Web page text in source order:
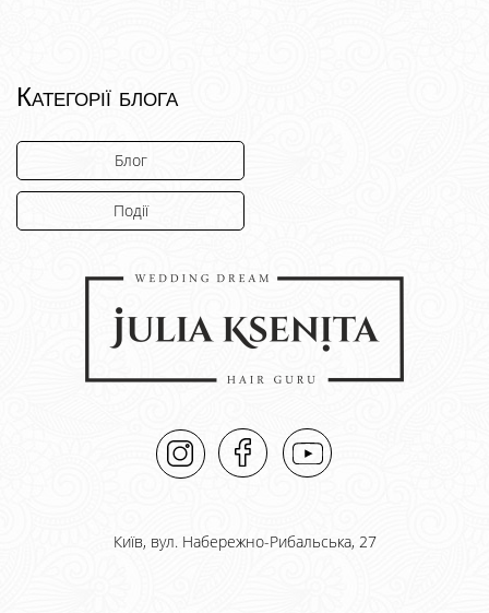
Категорії блога
Блог
Події
Київ, вул. Набережно-Рибальська, 27